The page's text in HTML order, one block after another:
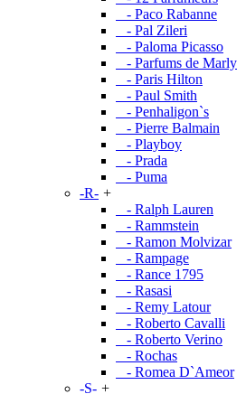
- Paco Rabanne
- Pal Zileri
- Paloma Picasso
- Parfums de Marly
- Paris Hilton
- Paul Smith
- Penhaligon`s
- Pierre Balmain
- Playboy
- Prada
- Puma
-R- +
- Ralph Lauren
- Rammstein
- Ramon Molvizar
- Rampage
- Rance 1795
- Rasasi
- Remy Latour
- Roberto Cavalli
- Roberto Verino
- Rochas
- Romea D`Ameor
-S- +